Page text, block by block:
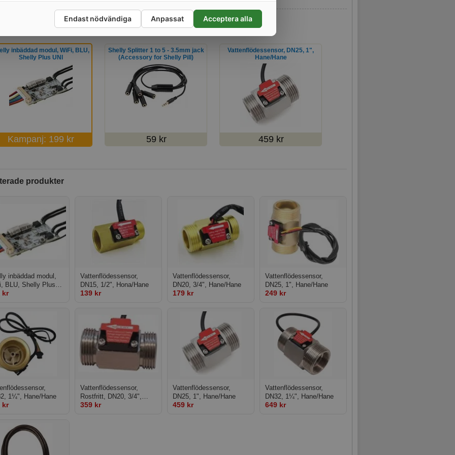
SOM KÖPT DENNA PRODUKT HAR OCKSÅ KÖPT
inbäddad modul, WiFi, BLU,
Shelly Plus UNI
Kampanj: 199 kr
Shelly Splitter 1 to 5 - 3.5mm jack
(Accessory for Shelly Pill)
59 kr
Vattenflödessensor, DN25, 1",
Hane/Hane
459 kr
produkter
inbäddad modul,
BLU, Shelly Plus
kr
Vattenflödessensor,
DN15, 1/2", Hona/Hane
139 kr
Vattenflödessensor,
DN20, 3/4", Hane/Hane
179 kr
Vattenflödessensor,
DN25, 1", Hane/Hane
249 kr
1¼", Hane/Hane
kr
Vattenflödessensor,
Rostfritt, DN20, 3/4",
Hane/Hane
359 kr
Vattenflödessensor,
DN25, 1", Hane/Hane
459 kr
Vattenflödessensor,
DN32, 1¼", Hane/Hane
649 kr
Endast nödvändiga Anpassat Acceptera alla